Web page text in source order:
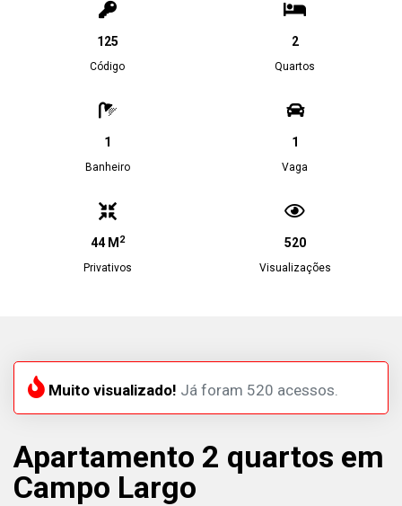
125
Código
2
Quartos
1
Banheiro
1
Vaga
44 M 2
Privativos
520
Visualizações
Muito visualizado! Já foram 520 acessos.
Apartamento 2 quartos em
Campo Largo